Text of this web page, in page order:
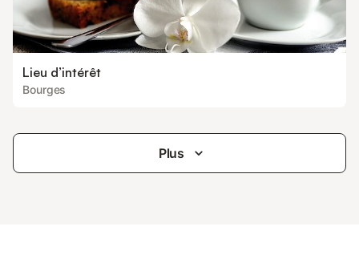
Lieu d’intérêt
Bourges
Plus